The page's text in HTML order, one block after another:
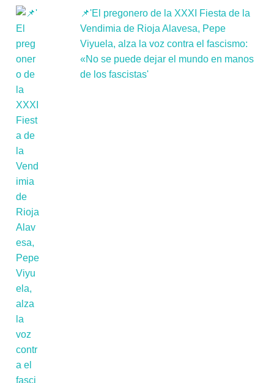
📌'El pregonero de la XXXI Fiesta de la
Vendimia de Rioja Alavesa, Pepe
Viyuela, alza la voz contra el fascismo:
«No se puede dejar el mundo en manos
de los fascistas'